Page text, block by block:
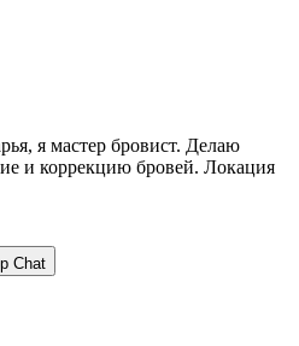
я мастер бровист. Делаю
и коррекцию бровей. Локация
Chat